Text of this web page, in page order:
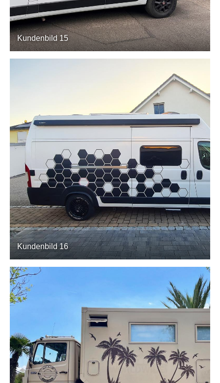
Kundenbild 15
Kundenbild 16